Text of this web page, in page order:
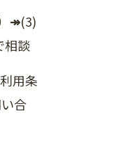
↠(3)
相談
用条
合